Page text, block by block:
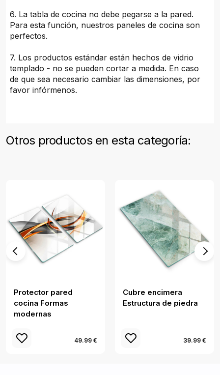
6. La tabla de cocina no debe pegarse a la pared.
Para esta función, nuestros paneles de cocina son
perfectos.
7. Los productos estándar están hechos de vidrio
templado - no se pueden cortar a medida. En caso
de que sea necesario cambiar las dimensiones, por
favor infórmenos.
Otros productos en esta categoría:
Protector pared
cocina Formas
modernas
49.99 €
Cubre encimera
Estructura de piedra
39.99 €